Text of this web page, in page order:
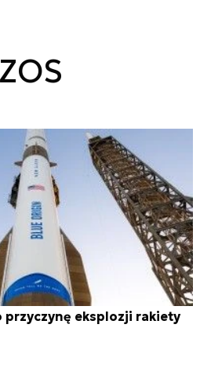
przyczynę eksplozji rakiety